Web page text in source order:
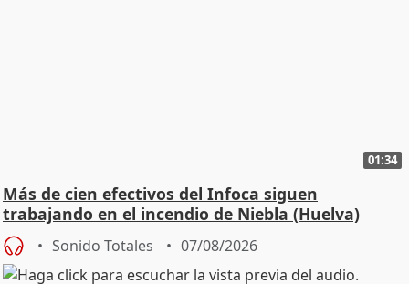
01:34
Más de cien efectivos del Infoca siguen
trabajando en el incendio de Niebla (Huelva)
Sonido Totales 07/08/2026